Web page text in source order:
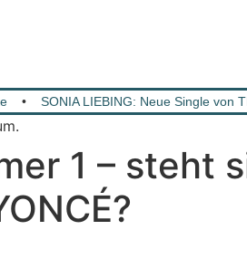
• SONIA LIEBING: Neue Single von
1 – steht